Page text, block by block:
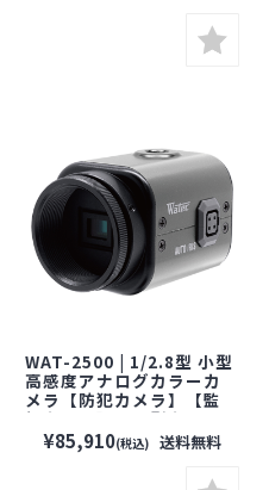
WAT-2500 | 1/2.8型 小型
高感度アナログカラーカ
メラ【防犯カメラ】【監
視カメラ】【小型カメ
ラ】【セキュリティーカメ
ラ】【WATEC】【ワテッ
¥85,910(税込) 送料無料